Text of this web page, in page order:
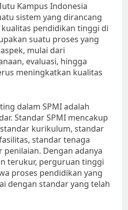
Kampus Indonesia
sistem yang dirancang
pendidikan tinggi di
suatu proses yang
mulai dari
evaluasi, hingga
meningkatkan kualitas
dalam SPMI adalah
Standar SPMI mencakup
kurikulum, standar
standar tenaga
penilaian. Dengan adanya
terukur, perguruan tinggi
proses pendidikan yang
dengan standar yang telah